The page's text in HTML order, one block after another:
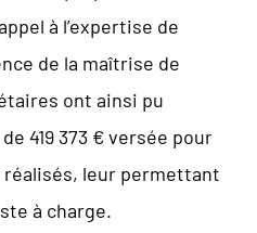
à l’expertise de
de la maîtrise de
ont ainsi pu
419 373 € versée pour
réalisés, leur permettant
à charge.